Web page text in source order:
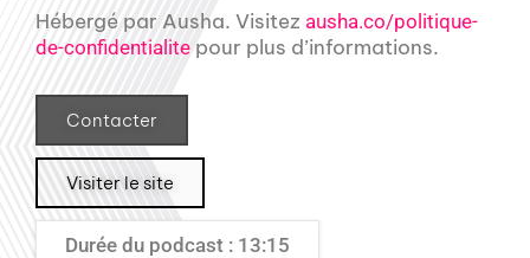
Hébergé par Ausha. Visitez ausha.co/politique-
de-confidentialite pour plus d’informations.
Contacter
Visiter le site
Durée du podcast : 13:15